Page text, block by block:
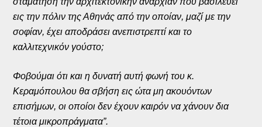
εις την πόλιν της Αθηνάς από την οποίαν, μαζί με την
σοφίαν, έχει αποδράσει ανεπιστρεπτί και το
καλλιτεχνικόν γούστο;
Φοβούμαι ότι και η δυνατή αυτή φωνή του κ.
Κεραμόπουλου θα σβήση εις ώτα μη ακουόντων
επισήμων, οι οποίοι δεν έχουν καιρόν να χάνουν δια
τέτοια μικροπράγματα”.